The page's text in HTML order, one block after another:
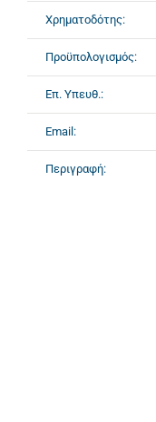
Χρηματοδότης:
Προϋπολογισμός:
Επ. Υπευθ.:
Email:
Περιγραφή: